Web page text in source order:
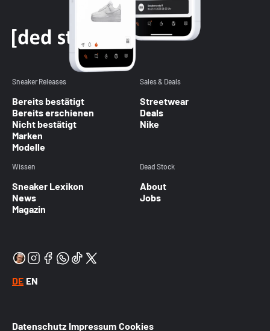
Sneaker Releases
Bereits bestätigt
Bereits erschienen
Nicht bestätigt
Marken
Modelle
Sales & Deals
Streetwear
Deals
Nike
Wissen
Sneaker Lexikon
News
Magazin
Dead Stock
About
Jobs
DE EN
Datenschutz Impressum Cookies